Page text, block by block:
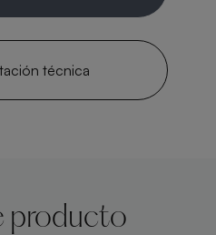
técnica
producto